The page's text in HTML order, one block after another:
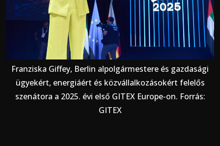
Franziska Giffey, Berlin alpolgármestere és gazdasági
ügyekért, energiáért és közvállalkozásokért felelős
szenátora a 2025. évi első GITEX Europe-on. Forrás:
GITEX